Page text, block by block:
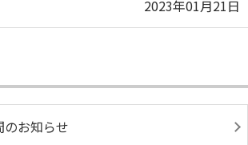
2023年01月21日
のお知らせ